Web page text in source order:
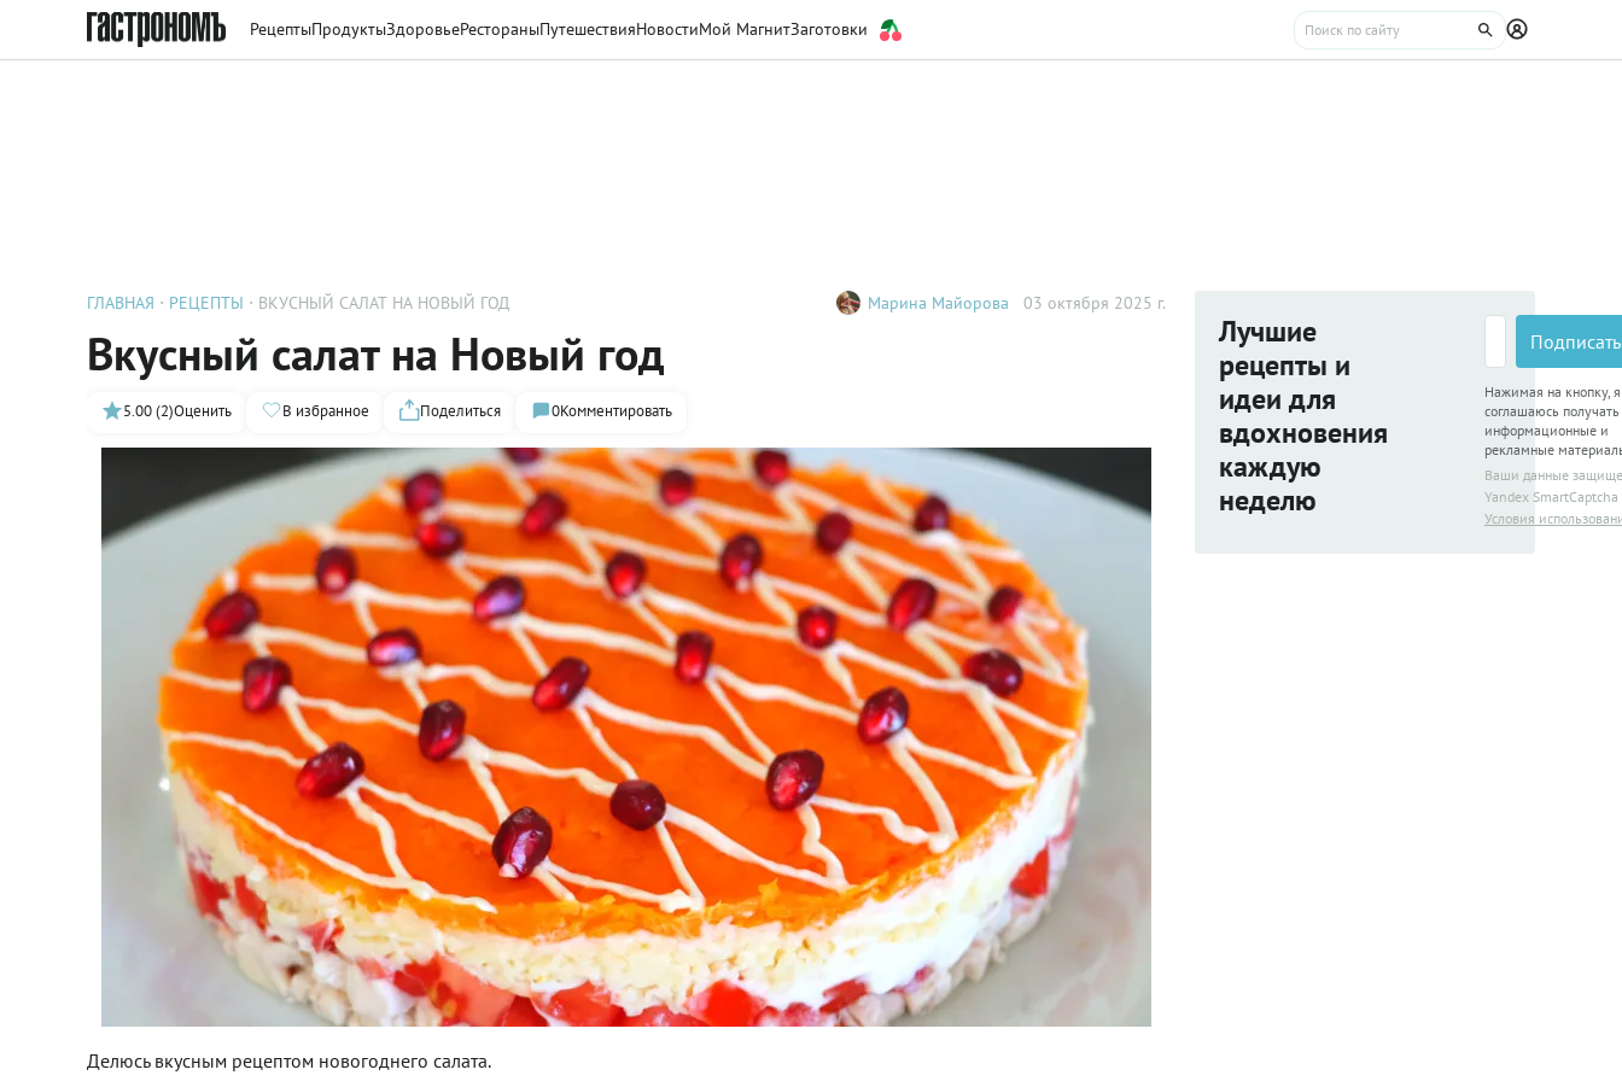
РецептыПродуктыЗдоровьеРестораныПутешествияНовостиМой МагнитЗаготовки
ГЛАВНАЯ РЕЦЕПТЫ ВКУСНЫЙ САЛАТ НА НОВЫЙ ГОД Марина Майорова 03 октября 2025 г.
Вкусный салат на Новый год
5.00 (2)Оценить В избранное Поделиться 0Комментировать
Делюсь вкусным рецептом новогоднего салата.
Лучшие
рецепты и
идеи для
вдохновения
каждую
неделю
Нажимая на кнопку, я
соглашаюсь получать
информационные и
рекламные
Ваши данные
Yandex SmartCaptcha
Условия